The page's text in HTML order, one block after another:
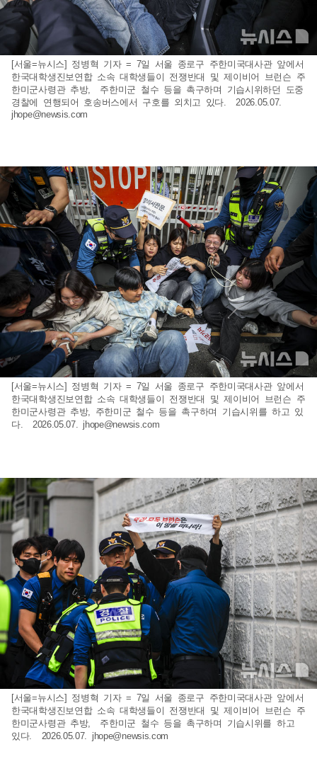
[서울=뉴시스] 정병혁 기자 = 7일 서울 종로구 주한미국대사관 앞에서
한국대학생진보연합 소속 대학생들이 전쟁반대 및 제이비어 브런슨 주
한미군사령관 추방, 주한미군 철수 등을 촉구하며 기습시위하던 도중
경찰에 연행되어 호송버스에서 구호를 외치고 있다. 2026.05.07.
jhope@newsis.com
[서울=뉴시스] 정병혁 기자 = 7일 서울 종로구 주한미국대사관 앞에서
한국대학생진보연합 소속 대학생들이 전쟁반대 및 제이비어 브런슨 주
한미군사령관 추방, 주한미군 철수 등을 촉구하며 기습시위를 하고 있
다. 2026.05.07. jhope@newsis.com
[서울=뉴시스] 정병혁 기자 = 7일 서울 종로구 주한미국대사관 앞에서
한국대학생진보연합 소속 대학생들이 전쟁반대 및 제이비어 브런슨 주
한미군사령관 추방, 주한미군 철수 등을 촉구하며 기습시위를 하고
있다. 2026.05.07. jhope@newsis.com